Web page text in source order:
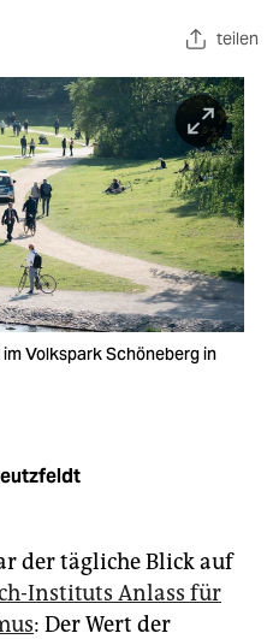
teilen
Volkspark Schöneberg in
der tägliche Blick auf
Instituts Anlass für
: Der Wert der